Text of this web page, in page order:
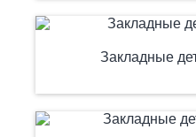
Закладные